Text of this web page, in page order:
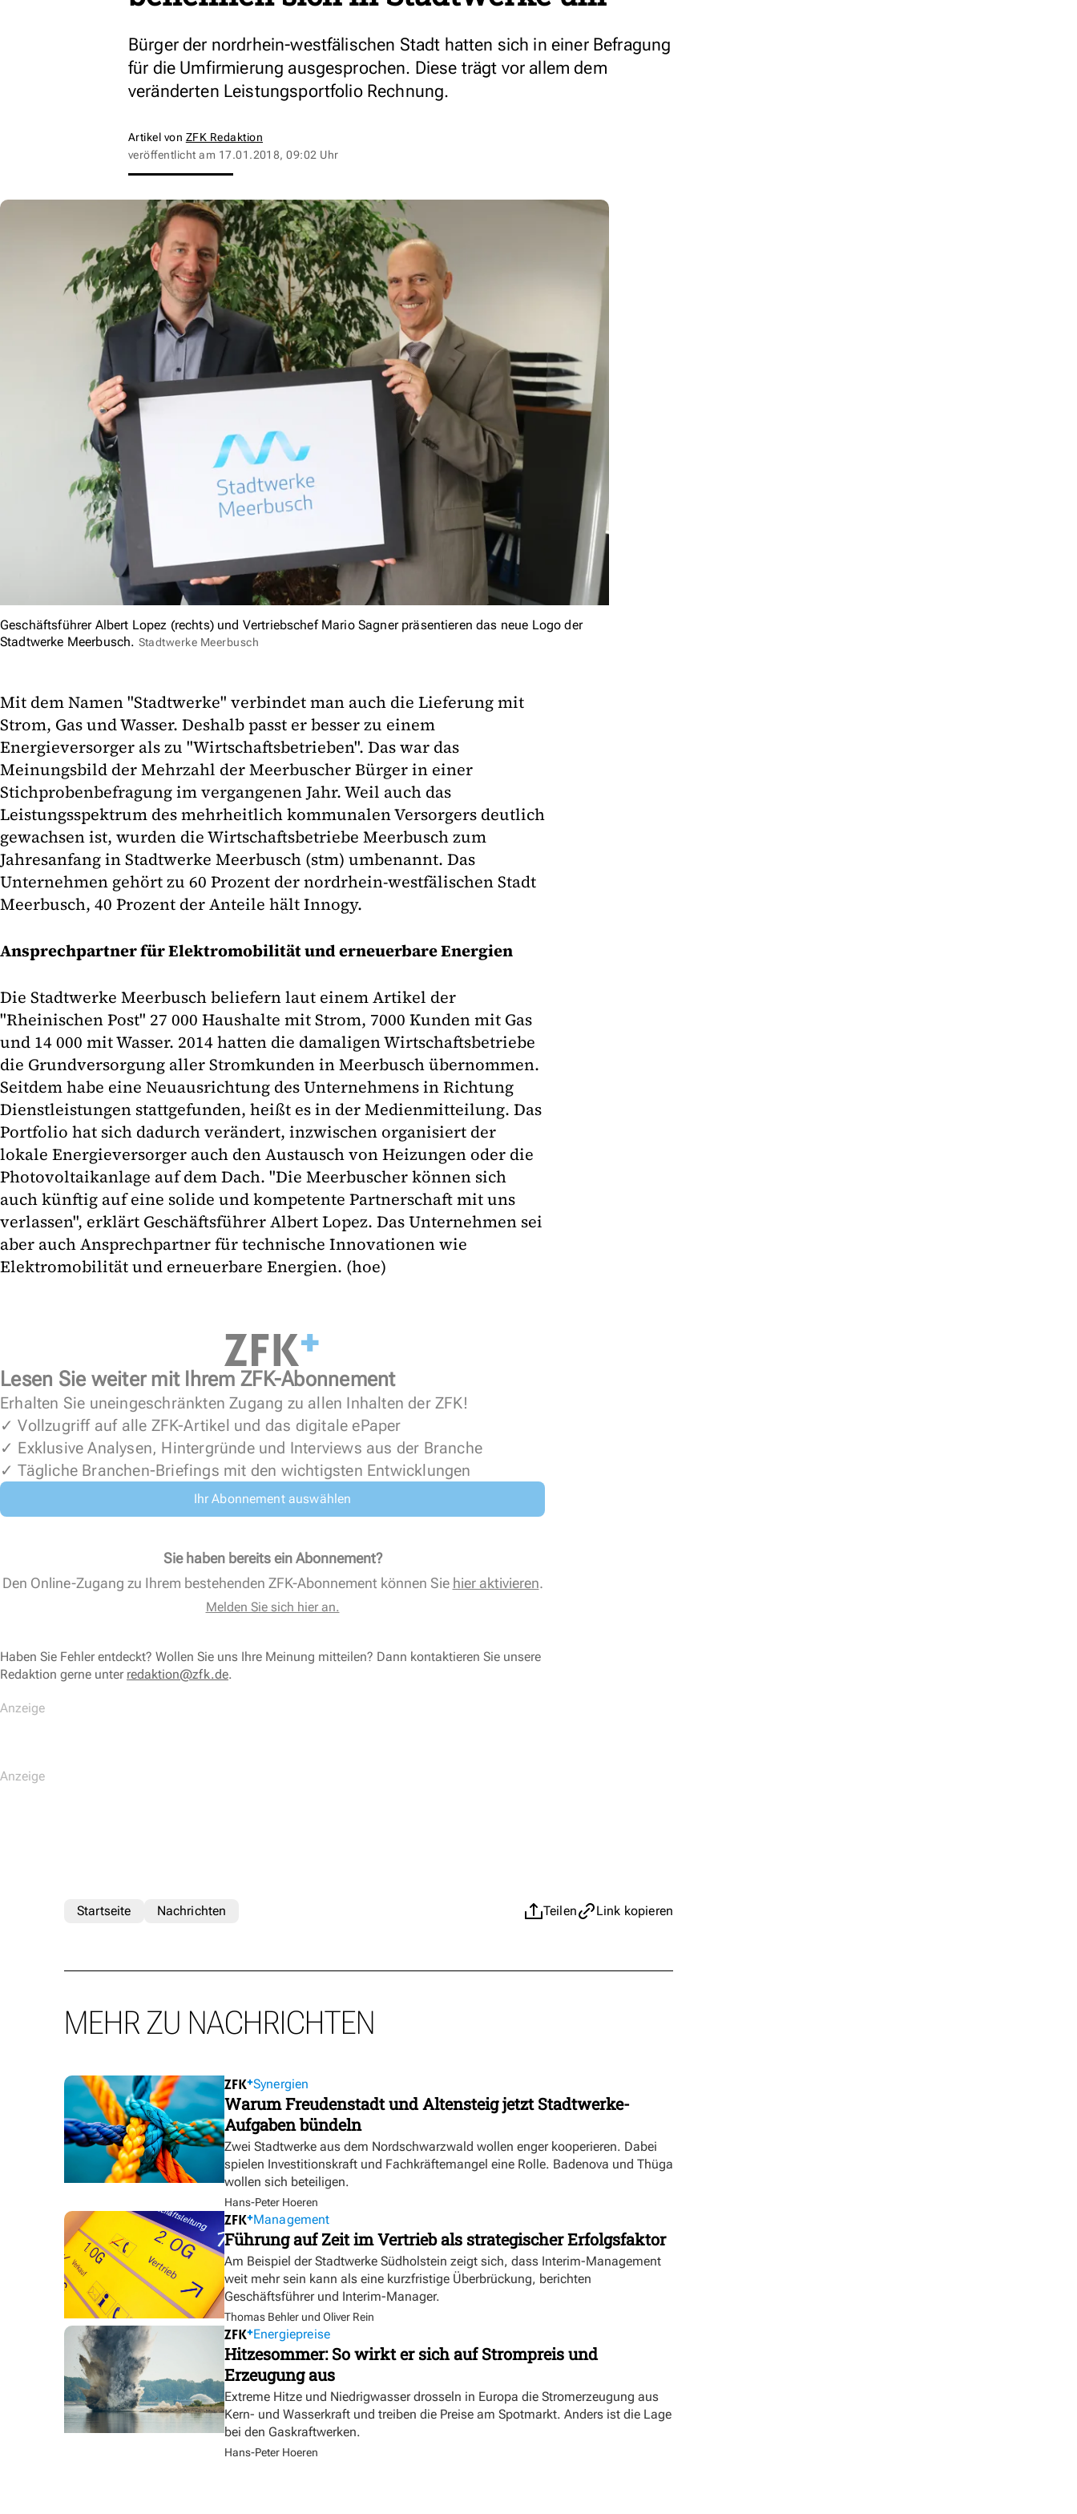
Bürger der nordrhein-westfälischen Stadt hatten sich in einer Befragung
für die Umfirmierung ausgesprochen. Diese trägt vor allem dem
veränderten Leistungsportfolio Rechnung.
Artikel von ZFK Redaktion
veröffentlicht am 17.01.2018, 09:02 Uhr
Geschäftsführer Albert Lopez (rechts) und Vertriebschef Mario Sagner präsentieren das neue Logo der
Stadtwerke Meerbusch. Stadtwerke Meerbusch
Mit dem Namen "Stadtwerke" verbindet man auch die Lieferung mit
Strom, Gas und Wasser. Deshalb passt er besser zu einem
Energieversorger als zu "Wirtschaftsbetrieben". Das war das
Meinungsbild der Mehrzahl der Meerbuscher Bürger in einer
Stichprobenbefragung im vergangenen Jahr. Weil auch das
Leistungsspektrum des mehrheitlich kommunalen Versorgers deutlich
gewachsen ist, wurden die Wirtschaftsbetriebe Meerbusch zum
Jahresanfang in Stadtwerke Meerbusch (stm) umbenannt. Das
Unternehmen gehört zu 60 Prozent der nordrhein-westfälischen Stadt
Meerbusch, 40 Prozent der Anteile hält Innogy.
Ansprechpartner für Elektromobilität und erneuerbare Energien
Die Stadtwerke Meerbusch beliefern laut einem Artikel der
"Rheinischen Post" 27 000 Haushalte mit Strom, 7000 Kunden mit Gas
und 14 000 mit Wasser. 2014 hatten die damaligen Wirtschaftsbetriebe
die Grundversorgung aller Stromkunden in Meerbusch übernommen.
Seitdem habe eine Neuausrichtung des Unternehmens in Richtung
Dienstleistungen stattgefunden, heißt es in der Medienmitteilung. Das
Portfolio hat sich dadurch verändert, inzwischen organisiert der
lokale Energieversorger auch den Austausch von Heizungen oder die
Photovoltaikanlage auf dem Dach. "Die Meerbuscher können sich
auch künftig auf eine solide und kompetente Partnerschaft mit uns
verlassen", erklärt Geschäftsführer Albert Lopez. Das Unternehmen sei
aber auch Ansprechpartner für technische Innovationen wie
Elektromobilität und erneuerbare Energien. (hoe)
Lesen Sie weiter mit Ihrem ZFK-Abonnement
Erhalten Sie uneingeschränkten Zugang zu allen Inhalten der ZFK!
✓ Vollzugriff auf alle ZFK-Artikel und das digitale ePaper
✓ Exklusive Analysen, Hintergründe und Interviews aus der Branche
✓ Tägliche Branchen-Briefings mit den wichtigsten Entwicklungen
Ihr Abonnement auswählen
Sie haben bereits ein Abonnement?
Den Online-Zugang zu Ihrem bestehenden ZFK-Abonnement können Sie hier aktivieren.
Melden Sie sich hier an.
Haben Sie Fehler entdeckt? Wollen Sie uns Ihre Meinung mitteilen? Dann kontaktieren Sie unsere
Redaktion gerne unter redaktion@zfk.de.
Teilen Link kopieren
Startseite Nachrichten
MEHR ZU NACHRICHTEN
Synergien
Warum Freudenstadt und Altensteig jetzt Stadtwerke-
Aufgaben bündeln
Zwei Stadtwerke aus dem Nordschwarzwald wollen enger kooperieren. Dabei
spielen Investitionskraft und Fachkräftemangel eine Rolle. Badenova und Thüga
wollen sich beteiligen.
Hans-Peter Hoeren
Management
Führung auf Zeit im Vertrieb als strategischer Erfolgsfaktor
Am Beispiel der Stadtwerke Südholstein zeigt sich, dass Interim-Management
weit mehr sein kann als eine kurzfristige Überbrückung, berichten
Geschäftsführer und Interim-Manager.
Thomas Behler und Oliver Rein
Energiepreise
Hitzesommer: So wirkt er sich auf Strompreis und
Erzeugung aus
Extreme Hitze und Niedrigwasser drosseln in Europa die Stromerzeugung aus
Kern- und Wasserkraft und treiben die Preise am Spotmarkt. Anders ist die Lage
bei den Gaskraftwerken.
Hans-Peter Hoeren